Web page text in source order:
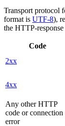
Transport protocol
format is UTF-8),
the HTTP-response
Code
2xx
4xx
Any other HTTP
code or connection
error